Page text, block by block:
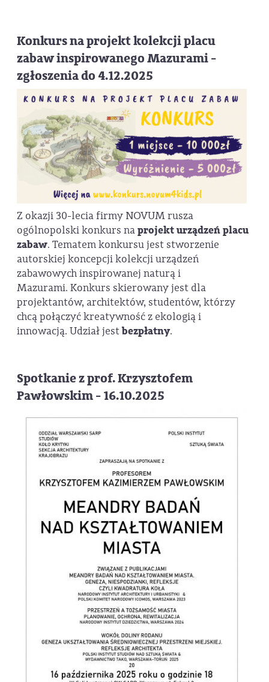
Konkurs na projekt kolekcji placu
zabaw inspirowanego Mazurami -
zgłoszenia do 4.12.2025
Z okazji 30-lecia firmy NOVUM rusza
ogólnopolski konkurs naprojekt urządzeń placu
zabaw. Tematem konkursu jest stworzenie
autorskiej koncepcji kolekcji urządzeń
zabawowych inspirowanej naturą i
Mazurami. Konkurs skierowany jest dla
projektantów, architektów, studentów, którzy
chcą połączyć kreatywność z ekologią i
innowacją. Udział jestbezpłatny.
Spotkanie z prof. Krzysztofem
Pawłowskim - 16.10.2025